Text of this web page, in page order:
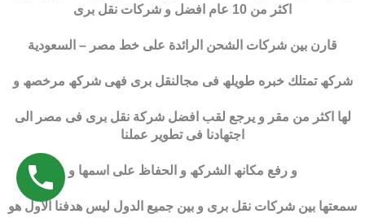
اكثر من 10 عام افضل و شركات نقل برى
قارن بين شركات الشحن الرائدة على خط مصر – السعودية
شركھ تمتلك خبره طویلھ فى مجالنقل برى فھى شركھ مرخصھ و
لھا اكثر من مقر و یرجع لقب افضل شركة نقل برى فى مصر الى
اجتھادنا فى تطویر عملنا
و رفع مكانھ الشركھ و الحفاظ على اسمھا و
سمعتھا بین شركات نقل برى و بین جمیع الدول لیس ھدفنا الاول ھو